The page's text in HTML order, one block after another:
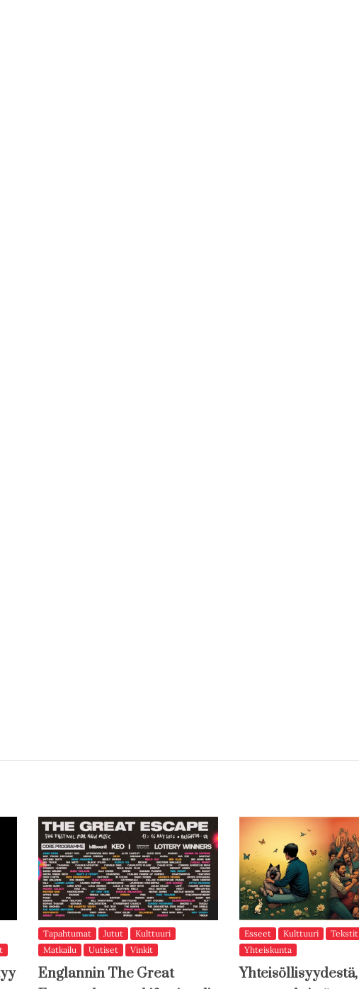
Tapahtumat Jutut
Kulttuuri
Matkailu
Uutiset Vinkit
Englannin The Great
Esseet Kulttuuri Tekstit
Yhteiskunta
Yhteisöllisyydestä,